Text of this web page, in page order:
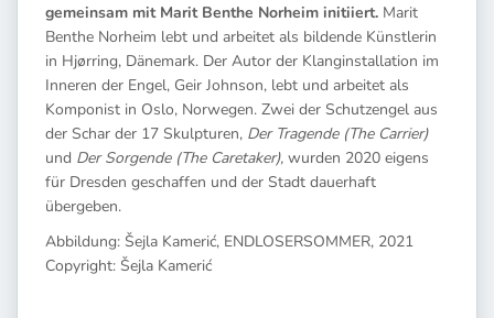
gemeinsam mit Marit Benthe Norheim initiiert. Marit
Benthe Norheim lebt und arbeitet als bildende Künstlerin
in Hjørring, Dänemark. Der Autor der Klanginstallation im
Inneren der Engel, Geir Johnson, lebt und arbeitet als
Komponist in Oslo, Norwegen. Zwei der Schutzengel aus
der Schar der 17 Skulpturen, Der Tragende (The Carrier)
und Der Sorgende (The Caretaker), wurden 2020 eigens
für Dresden geschaffen und der Stadt dauerhaft
übergeben.
Abbildung: Šejla Kamerić, ENDLOSERSOMMER, 2021
Copyright: Šejla Kamerić